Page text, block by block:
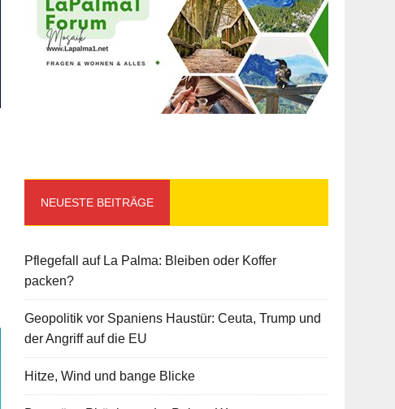
NEUESTE BEITRÄGE
Pflegefall auf La Palma: Bleiben oder Koffer
packen?
Geopolitik vor Spaniens Haustür: Ceuta, Trump und
der Angriff auf die EU
Hitze, Wind und bange Blicke